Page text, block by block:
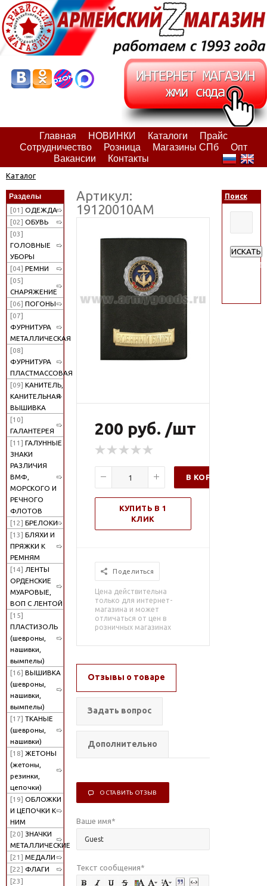
Главная НОВИНКИ Каталоги
Прайс
Сотрудничество
Розница Магазины СПб
Опт
Вакансии
Контакты
Каталог
Разделы
[01] ОДЕЖДА
[02] ОБУВЬ
[03]
ГОЛОВНЫЕ
УБОРЫ
[04] РЕМНИ
[05]
СНАРЯЖЕНИЕ
[06] ПОГОНЫ
[07]
ФУРНИТУРА
МЕТАЛЛИЧЕСКАЯ
[08]
ФУРНИТУРА
ПЛАСТМАССОВАЯ
[09] КАНИТЕЛЬ,
КАНИТЕЛЬНАЯ
ВЫШИВКА
[10]
ГАЛАНТЕРЕЯ
[11] ГАЛУННЫЕ
ЗНАКИ
РАЗЛИЧИЯ
ВМФ,
МОРСКОГО И
РЕЧНОГО
ФЛОТОВ
[12] БРЕЛОКИ
[13] БЛЯХИ И
ПРЯЖКИ К
РЕМНЯМ
[14] ЛЕНТЫ
ОРДЕНСКИЕ
МУАРОВЫЕ,
ВОП С ЛЕНТОЙ
[15]
ПЛАСТИЗОЛЬ
(шевроны,
нашивки,
вымпелы)
[16] ВЫШИВКА
(шевроны,
нашивки,
вымпелы)
[17] ТКАНЫЕ
(шевроны,
нашивки)
[18] ЖЕТОНЫ
(жетоны,
резинки,
цепочки)
[19] ОБЛОЖКИ
И ЦЕПОЧКИ К
НИМ
[20] ЗНАЧКИ
МЕТАЛЛИЧЕСКИЕ
[21] МЕДАЛИ
[22] ФЛАГИ
[23]
Артикул:
19120010АМ
200 руб. /шт
В КОРЗИНУ
КУПИТЬ В 1
КЛИК
Поделиться
Цена действительна
только для интернет-
магазина и может
отличаться от цен в
розничных магазинах
Отзывы о товаре
Задать вопрос
Дополнительно
ОСТАВИТЬ ОТЗЫВ
Ваше имя*
Текст сообщения*
Поиск
ИСКАТЬ